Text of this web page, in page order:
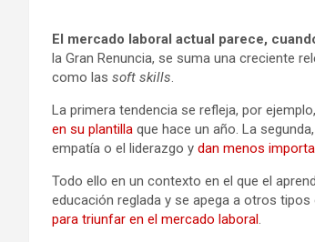
El mercado laboral actual parece,
la Gran Renuncia, se suma una creciente
como las soft skills.
La primera tendencia se refleja, por
en su plantilla que hace un año. La
empatía o el liderazgo y dan menos
Todo ello en un contexto en el que el
educación reglada y se apega a otros
para triunfar en el mercado laboral.